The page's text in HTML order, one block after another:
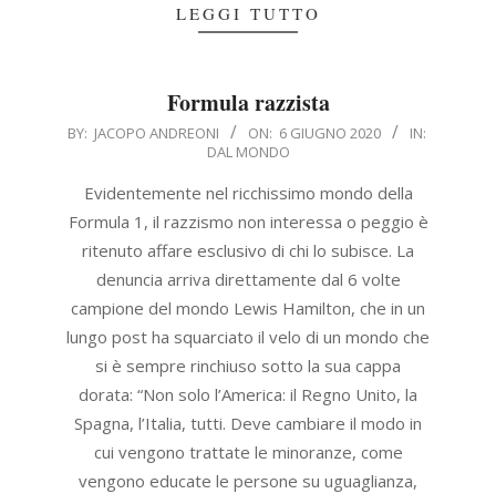
LEGGI TUTTO
Formula razzista
2020-
BY: JACOPO ANDREONI ON: 6 GIUGNO 2020
IN:
DAL MONDO
Evidentemente nel ricchissimo mondo della
Formula 1, il razzismo non interessa o peggio è
ritenuto affare esclusivo di chi lo subisce. La
denuncia arriva direttamente dal 6 volte
campione del mondo Lewis Hamilton, che in un
lungo post ha squarciato il velo di un mondo che
si è sempre rinchiuso sotto la sua cappa
dorata: “Non solo l’America: il Regno Unito, la
Spagna, l’Italia, tutti. Deve cambiare il modo in
cui vengono trattate le minoranze, come
vengono educate le persone su uguaglianza,